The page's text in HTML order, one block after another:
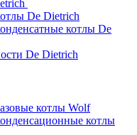
De Dietrich
котлы De
De Dietrich
котлы Wolf
котлы